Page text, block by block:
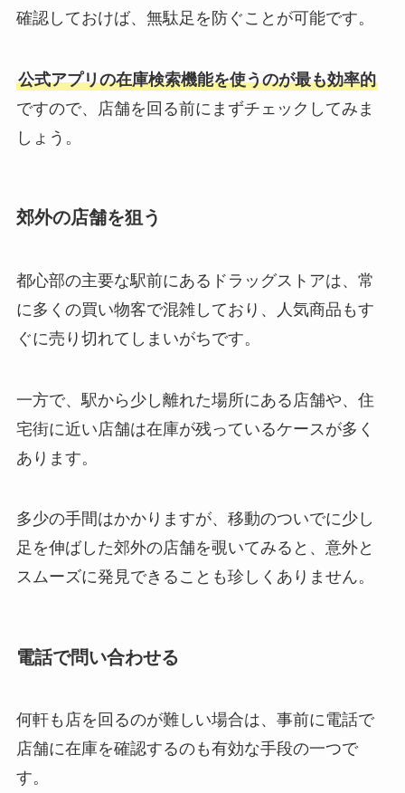
確認しておけば、無駄足を防ぐことが可能です。
公式アプリの在庫検索機能を使うのが最も効率的
ですので、店舗を回る前にまずチェックしてみま
しょう。
郊外の店舗を狙う
都心部の主要な駅前にあるドラッグストアは、常
に多くの買い物客で混雑しており、人気商品もす
ぐに売り切れてしまいがちです。
一方で、駅から少し離れた場所にある店舗や、住
宅街に近い店舗は在庫が残っているケースが多く
あります。
多少の手間はかかりますが、移動のついでに少し
足を伸ばした郊外の店舗を覗いてみると、意外と
スムーズに発見できることも珍しくありません。
電話で問い合わせる
何軒も店を回るのが難しい場合は、事前に電話で
店舗に在庫を確認するのも有効な手段の一つで
す。